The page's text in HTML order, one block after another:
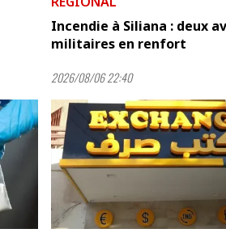
Incendie à Siliana : deux
militaires en renfort
2026/08/06 22:40